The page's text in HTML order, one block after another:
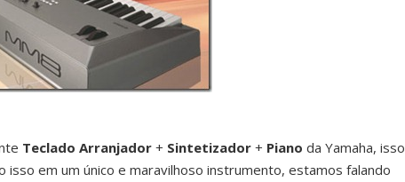
Teclado Arranjador + Sintetizador + Piano da Yamaha, isso
em um único e maravilhoso instrumento, estamos falando